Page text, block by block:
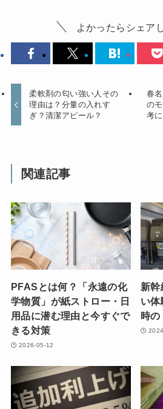
よかったらシェア
柔軟剤の匂い強い人その
理由は？分量の入れす
ぎ？清潔アピール？
春
の
考
関連記事
PFASとは何？「永遠の化
学物質」が紙ストロー・日
用品に潜む理由と今すぐで
きる対策
2026-05-12
新
い
時の